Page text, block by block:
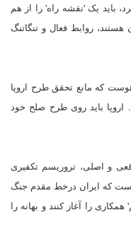
باید یک 'نقشه راه' را از هم
هستند، روابط فعال و تنگاتنگ
که مانع تحقق طرح اروپا
اروپا باید روی طرح صلح خود
و اصلی، تروریسم تکفیری
که ایران درخط مقدم جنگ
را آغاز کنند و بهانه را